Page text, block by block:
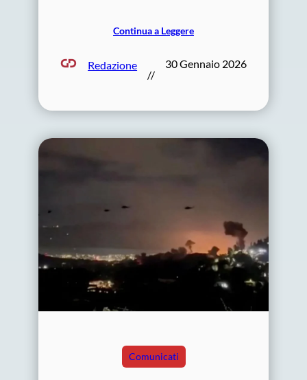
Continua a Leggere
Redazione
//
30 Gennaio 2026
Comunicati